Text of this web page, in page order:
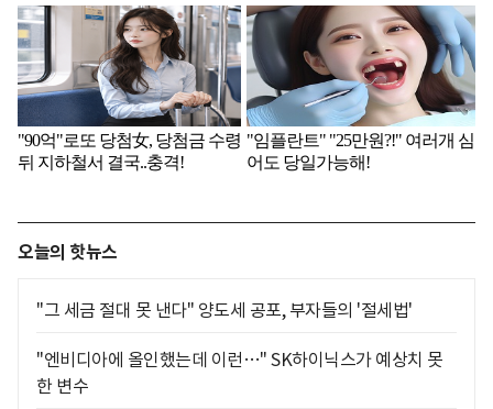
오늘의 핫뉴스
"그 세금 절대 못 낸다" 양도세 공포, 부자들의 '절세법'
"엔비디아에 올인했는데 이런…" SK하이닉스가 예상치 못
한 변수